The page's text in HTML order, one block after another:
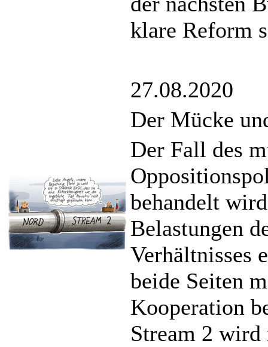
klare Reform
27.08.2020
Der Mücke
Der Fall des
behandelt
Belastungen
Verhältnisses
beide Seiten
Kooperation
Stream 2